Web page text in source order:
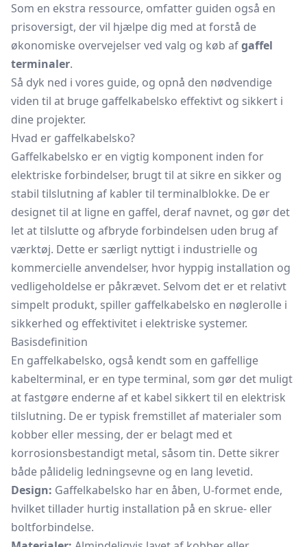
Som en ekstra ressource, omfatter guiden også en
prisoversigt, der vil hjælpe dig med at forstå de
økonomiske overvejelser ved valg og køb afgaffel
terminaler.
Så dyk ned i vores guide, og opnå den nødvendige
viden til at bruge gaffelkabelsko effektivt og sikkert i
dine projekter.
Hvad er gaffelkabelsko?
Gaffelkabelsko er en vigtig komponent inden for
elektriske forbindelser, brugt til at sikre en sikker og
stabil tilslutning af kabler til terminalblokke. De er
designet til at ligne en gaffel, deraf navnet, og gør det
let at tilslutte og afbryde forbindelsen uden brug af
værktøj. Dette er særligt nyttigt i industrielle og
kommercielle anvendelser, hvor hyppig installation og
vedligeholdelse er påkrævet. Selvom det er et relativt
simpelt produkt, spiller gaffelkabelsko en nøglerolle i
sikkerhed og effektivitet i elektriske systemer.
Basisdefinition
En gaffelkabelsko, også kendt som en gaffellige
kabelterminal, er en type terminal, som gør det muligt
at fastgøre enderne af et kabel sikkert til en elektrisk
tilslutning. De er typisk fremstillet af materialer som
kobber eller messing, der er belagt med et
korrosionsbestandigt metal, såsom tin. Dette sikrer
både pålidelig ledningsevne og en lang levetid.
Design: Gaffelkabelsko har en åben, U-formet ende,
hvilket tillader hurtig installation på en skrue- eller
boltforbindelse.